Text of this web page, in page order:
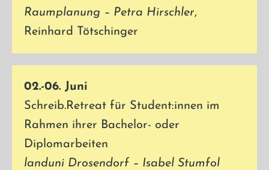
Raumplanung – Petra Hirschler,
Reinhard Tötschinger
02.-06. Juni
Schreib.Retreat für Student:innen im
Rahmen ihrer Bachelor- oder
Diplomarbeiten
landuni Drosendorf – Isabel Stumfol